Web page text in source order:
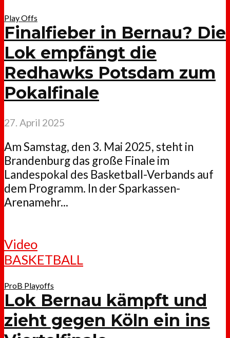
Play Offs
Finalfieber in Bernau? Die
Lok empfängt die
Redhawks Potsdam zum
Pokalfinale
27. April 2025
Am Samstag, den 3. Mai 2025, steht in
Brandenburg das große Finale im
Landespokal des Basketball-Verbands auf
dem Programm. In der Sparkassen-
Arenamehr...
Video
BASKETBALL
ProB Playoffs
Lok Bernau kämpft und
zieht gegen Köln ein ins